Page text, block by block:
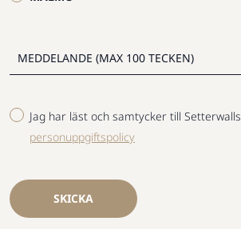
Jag har läst och samtycker till Setterwalls
personuppgiftspolicy
SKICKA